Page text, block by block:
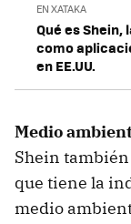
EN XATAKA
Qué es
como
en EE.UU.
Medio
Shein
que tiene la
medio